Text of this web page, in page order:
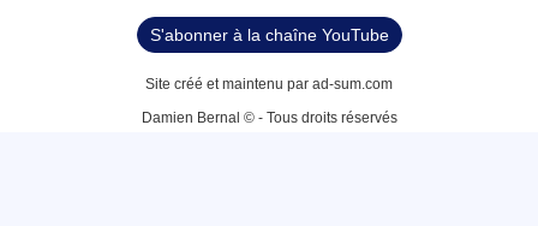
S'abonner à la chaîne YouTube
Site créé et maintenu par ad-sum.com
Damien Bernal © - Tous droits réservés